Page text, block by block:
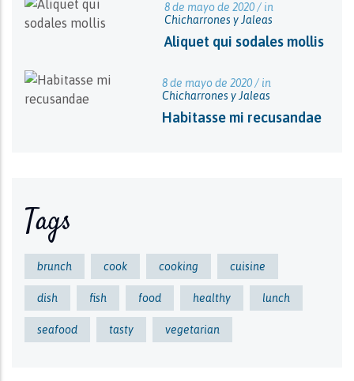
8 de mayo de 2020 / in
Chicharrones y Jaleas
Aliquet qui sodales mollis
8 de mayo de 2020 / in
Chicharrones y Jaleas
Habitasse mi recusandae
Tags
brunch cook cooking cuisine
dish fish food healthy lunch
seafood tasty vegetarian